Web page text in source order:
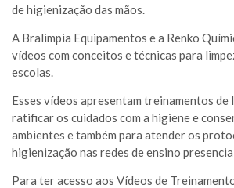
de higienização das mãos.
A Bralimpia Equipamentos e a Renko
vídeos com conceitos e técnicas para
escolas.
Esses vídeos apresentam treinamentos de
ratificar os cuidados com a higiene e
ambientes e também para atender os
higienização nas redes de ensino
Para ter acesso aos Vídeos de